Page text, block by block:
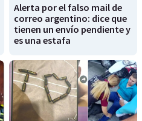
Alerta por el falso mail de
correo argentino: dice que
tienen un envío pendiente y
es una estafa